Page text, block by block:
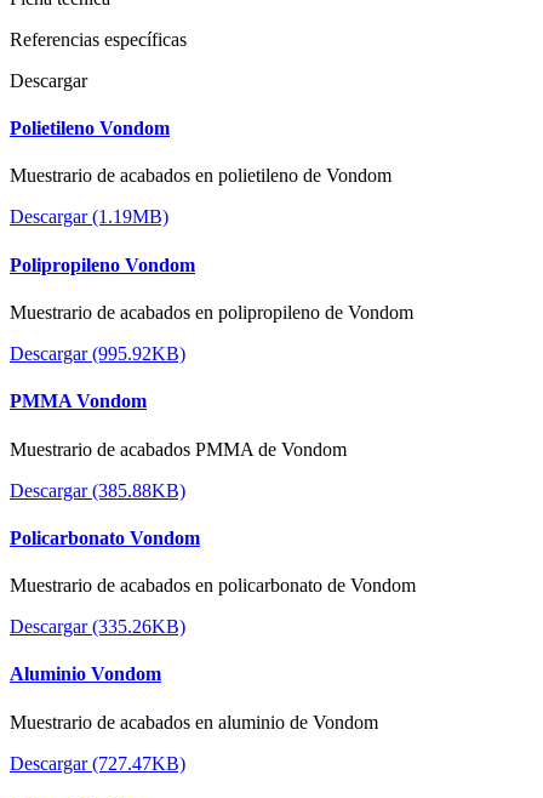
Referencias específicas
Descargar
Polietileno Vondom
Muestrario de acabados en polietileno de Vondom
Descargar (1.19MB)
Polipropileno Vondom
Muestrario de acabados en polipropileno de Vondom
Descargar (995.92KB)
PMMA Vondom
Muestrario de acabados PMMA de Vondom
Descargar (385.88KB)
Policarbonato Vondom
Muestrario de acabados en policarbonato de Vondom
Descargar (335.26KB)
Aluminio Vondom
Muestrario de acabados en aluminio de Vondom
Descargar (727.47KB)